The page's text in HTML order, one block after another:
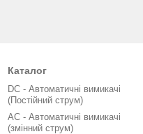
Каталог
DC - Автоматичні вимикачі
(Постійний струм)
AC - Автоматичні вимикачі
(змінний струм)